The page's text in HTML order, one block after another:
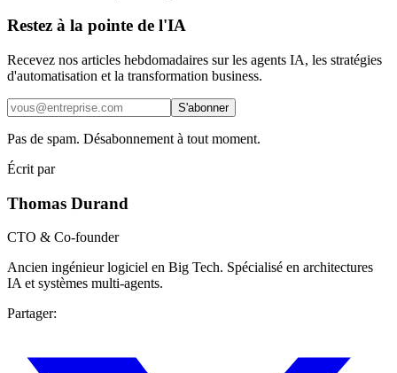
Restez à la pointe de l'IA
Recevez nos articles hebdomadaires sur les agents IA, les stratégies
d'automatisation et la transformation business.
S'abonner
Pas de spam. Désabonnement à tout moment.
Écrit par
Thomas Durand
CTO & Co-founder
Ancien ingénieur logiciel en Big Tech. Spécialisé en architectures
IA et systèmes multi-agents.
Partager: